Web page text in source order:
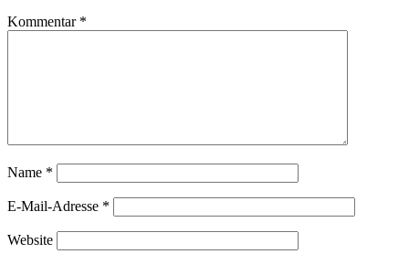
Kommentar *
Name *
E-Mail-Adresse *
Website